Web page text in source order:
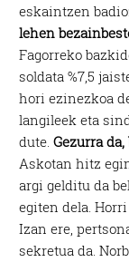
eskaintzen
lehen
Fagorreko
soldata %7,5
hori ezinezkoa
langileek eta
dute.Gezurra
Askotan hitz
argi gelditu da
egiten dela.
Izan ere,
sekretua da.